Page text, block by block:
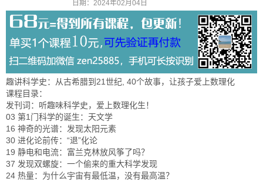
日期：2024年02月04日
趣讲科学史：从古希腊到21世纪, 40个故事，让孩子爱上数理化
课程目录：
发刊词：听趣味科学史，爱上数理化生！
03 第1门科学的诞生：天文学
16 神奇的光谱：发现太阳元素
30 进化论前传：“退”化论
19 静电和电流：富兰克林放风筝了吗？
37 发现双螺旋：一个偷来的重大科学发现
24 热量：为什么宇宙有最低温，没有最高温？